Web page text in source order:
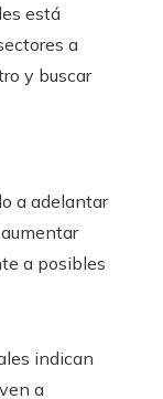
está
a
y buscar
a adelantar
a posibles
indican
a